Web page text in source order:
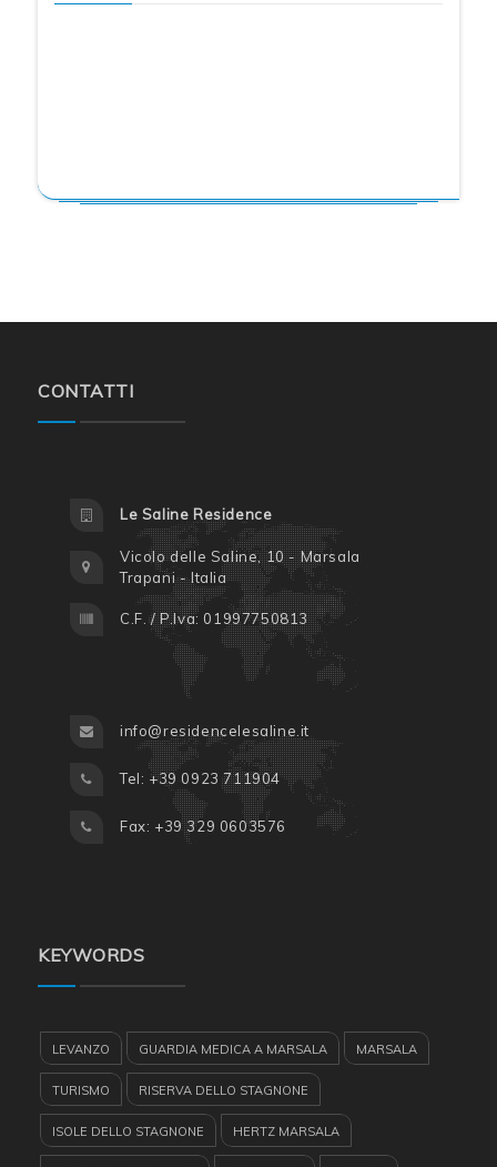
CONTATTI
Le Saline Residence
Vicolo delle Saline, 10 - Marsala
Trapani - Italia
C.F. / P.Iva: 01997750813
info@residencelesaline.it
Tel: +39 0923 711904
Fax: +39 329 0603576
KEYWORDS
LEVANZO GUARDIA MEDICA A MARSALA MARSALA
TURISMO RISERVA DELLO STAGNONE
ISOLE DELLO STAGNONE HERTZ MARSALA